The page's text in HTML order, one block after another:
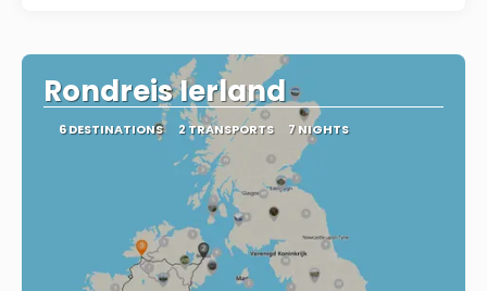
Rondreis Ierland
6 DESTINATIONS 2 TRANSPORTS 7 NIGHTS